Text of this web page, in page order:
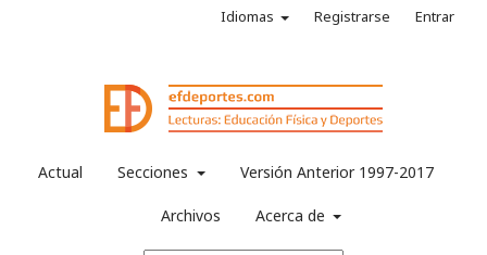
Actual Secciones Versión Anterior 1997-2017
Archivos Acerca de
Idiomas Registrarse Entrar